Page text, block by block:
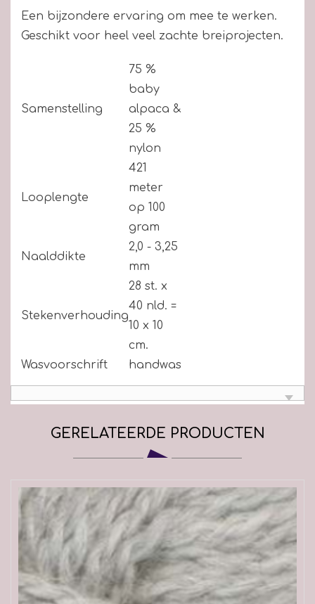
Een bijzondere ervaring om mee te werken.
Geschikt voor heel veel zachte breiprojecten.
Samenstelling
75 %
baby
alpaca &
25 %
nylon
Looplengte
421
meter
op 100
gram
Naalddikte
2,0 - 3,25
mm
Stekenverhouding
28 st. x
40 nld. =
10 x 10
cm.
Wasvoorschrift
handwas
GERELATEERDE PRODUCTEN